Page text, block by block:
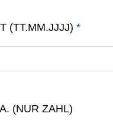
(TT.MM.JJJJ) *
(NUR ZAHL)